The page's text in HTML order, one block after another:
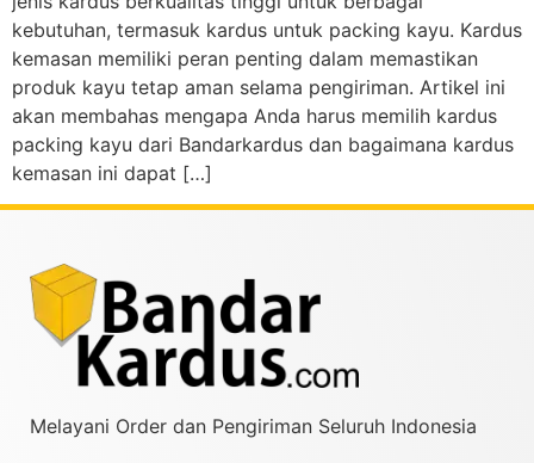
kebutuhan, termasuk kardus untuk packing kayu. Kardus
kemasan memiliki peran penting dalam memastikan
produk kayu tetap aman selama pengiriman. Artikel ini
akan membahas mengapa Anda harus memilih kardus
packing kayu dari Bandarkardus dan bagaimana kardus
kemasan ini dapat […]
Melayani Order dan Pengiriman Seluruh Indonesia